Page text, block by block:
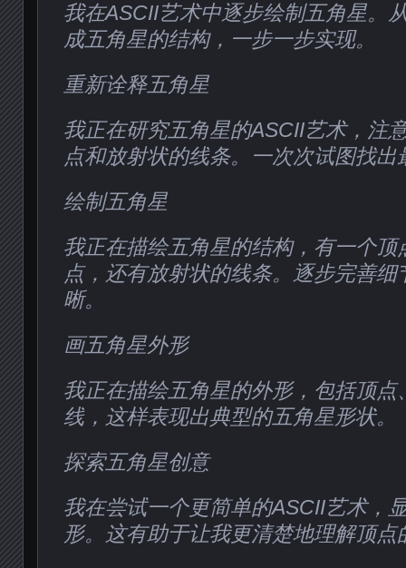
我在ASCII艺术中逐步绘制五角星。
成五角星的结构，一步一步实现。
重新诠释五角星
我正在研究五角星的ASCII艺术，注
点和放射状的线条。一次次试图找出
绘制五角星
我正在描绘五角星的结构，有一个顶
点，还有放射状的线条。逐步完善细
晰。
画五角星外形
我正在描绘五角星的外形，包括顶点
线，这样表现出典型的五角星形状。
探索五角星创意
我在尝试一个更简单的ASCII艺术，
形。这有助于让我更清楚地理解顶点